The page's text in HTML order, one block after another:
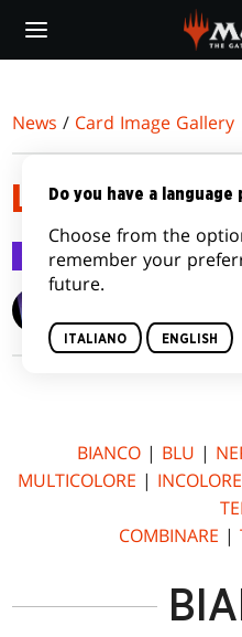
main
News / Card Image Gallery
LUNA
Card Image Gallery 8
BIANCO| BLU |
MULTICOLORE | INCOLORE
COMBINARE |
Do you have a
Choose from the
remember your
future.
ITALIANO ENGLISH